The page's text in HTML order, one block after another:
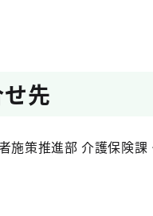
先
施策推進部 介護保険